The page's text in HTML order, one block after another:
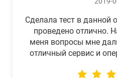
Сделала тест в данной
проведено отлично.
меня вопросы мне
отличный сервис и